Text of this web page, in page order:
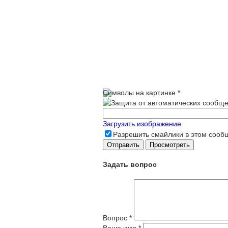
Символы на картинке*
Загрузить изображение
Разрешить смайлики в этом
Задать вопрос
Вопрос *